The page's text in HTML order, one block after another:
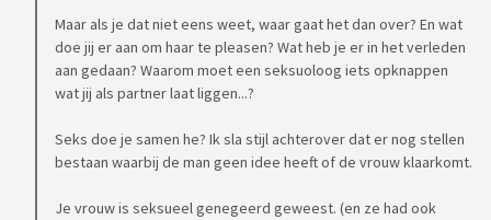
Maar als je dat niet eens weet, waar gaat het dan over? En wat
doe jij er aan om haar te pleasen? Wat heb je er in het verleden
aan gedaan? Waarom moet een seksuoloog iets opknappen
wat jij als partner laat liggen...?
Seks doe je samen he? Ik sla stijl achterover dat er nog stellen
bestaan waarbij de man geen idee heeft of de vrouw klaarkomt.
Je vrouw is seksueel genegeerd geweest. (en ze had ook